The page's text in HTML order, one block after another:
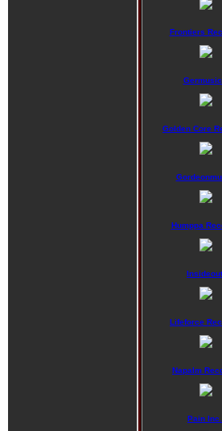
Frontiers
Golden Core
Humppa
Lifeforce
Napalm
Pain